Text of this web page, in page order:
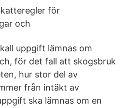
för
och
uppgift lämnas om
för det fall att skogsbruk
hur stor del av
från intäkt av
ska lämnas om en